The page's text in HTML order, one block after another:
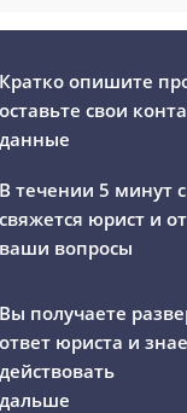
Кратко опишите
оставьте свои
данные
В течении 5 минут
свяжется юрист и
ваши вопросы
Вы получаете
ответ юриста и
действовать
дальше